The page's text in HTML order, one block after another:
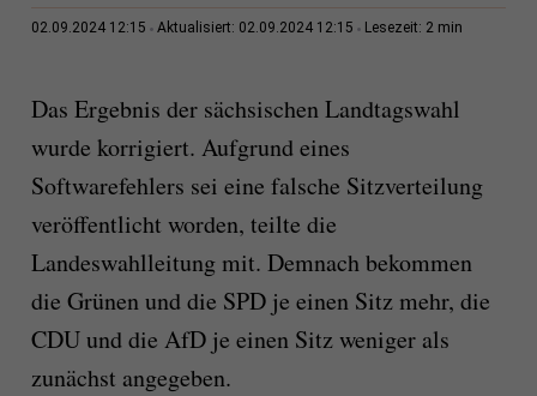
02.09.2024 12:15 Aktualisiert: 02.09.2024 12:15 Lesezeit: 2 min
Das Ergebnis der sächsischen Landtagswahl
wurde korrigiert. Aufgrund eines
Softwarefehlers sei eine falsche Sitzverteilung
veröffentlicht worden, teilte die
Landeswahlleitung mit. Demnach bekommen
die Grünen und die SPD je einen Sitz mehr, die
CDU und die AfD je einen Sitz weniger als
zunächst angegeben.